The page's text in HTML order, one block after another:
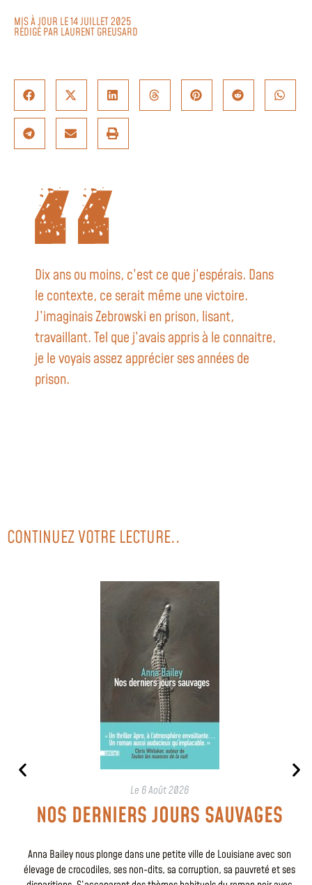
MIS À JOUR LE 14 JUILLET 2025
RÉDIGÉ PAR LAURENT GREUSARD
Dix ans ou moins, c’est ce que j’espérais. Dans
le contexte, ce serait même une victoire.
J’imaginais Zebrowski en prison, lisant,
travaillant. Tel que j’avais appris à le connaitre,
je le voyais assez apprécier ses années de
prison.
CONTINUEZ VOTRE LECTURE..
Le 6 Août 2026
NOS DERNIERS JOURS SAUVAGES
Anna Bailey nous plonge dans une petite ville de Louisiane avec son
élevage de crocodiles, ses non-dits, sa corruption, sa pauvreté et ses